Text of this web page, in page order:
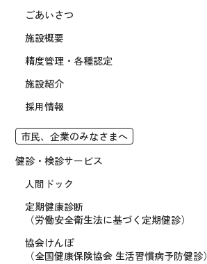
ごあいさつ
施設概要
精度管理・各種認定
施設紹介
採用情報
市民、企業のみなさまへ
健診・検診サービス
人間ドック
定期健康診断
（労働安全衛生法に基づく定期健診）
協会けんぽ
（全国健康保険協会 生活習慣病予防健診）